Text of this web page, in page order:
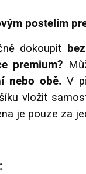
postelím
dokoupit
premium?
nebo obě. V
vložit
je pouze za